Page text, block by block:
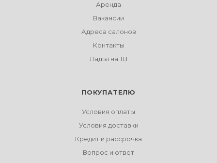
Аренда
Вакансии
Адреса салонов
Контакты
Ладья на ТВ
ПОКУПАТЕЛЮ
Условия оплаты
Условия доставки
Кредит и рассрочка
Вопрос и ответ